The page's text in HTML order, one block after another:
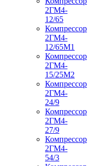
2ГМ4-
12/65
Компрессор
2ГМ4-
12/65М1
Компрессор
2ГМ4-
15/25М2
Компрессор
2ГМ4-
24/9
Компрессор
2ГМ4-
27/9
Компрессор
2ГМ4-
54/3